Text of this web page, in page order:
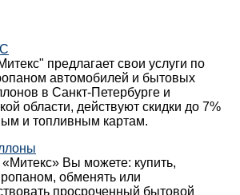
предлагает свои услуги по
автомобилей и бытовых
в Санкт-Петербурге и
области, действуют скидки до 7%
и топливным картам.
Вы можете: купить,
обменять или
просроченный бытовой